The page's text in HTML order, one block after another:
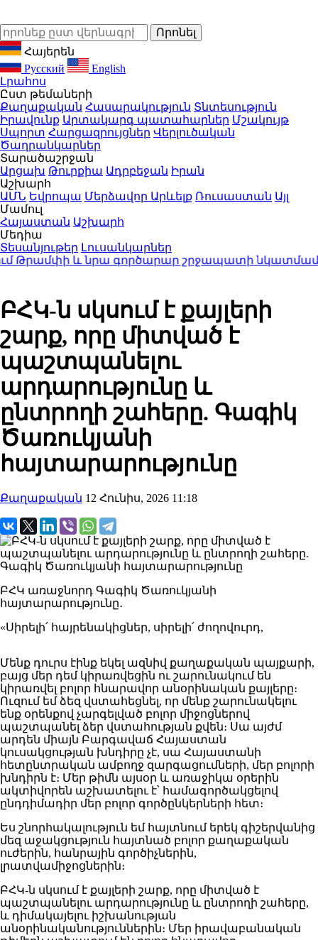
Հայերեն
Русский
English
Լրահոս
Ըստ թեմաների
Քաղաքական Հասարակություն Տնտեսություն
Իրավունք Արտակարգ պատահարներ Մշակույթ
Սպորտ Հարցազրույցներ Վերլուծական
Ծաղրանկարներ
Տարածաշրջան
Արցախ Թուրքիա Ադրբեջան Իրան
Աշխարհ
ԱՄՆ Եվրոպա Մերձավոր Արևելք Ռուսաստան Այլ
Մամուլ
Հայաստան Աշխարհ
Մեդիա
Տեսանյութեր Լուսանկարներ
Թրամփի և նրա գործարար շրջապատի նկատմամբ
ԲՀԿ-ն սկսում է քայլերի
շարք, որը միտված է
պաշտպանելու
արդարությունը և
ընտրողի շահերը. Գագիկ
Ծառուկյանի
հայտարարությունը
Քաղաքական 12 Հունիս, 2026 11:18
ԲՀԿ առաջնորդ Գագիկ Ծառուկյանի
հայտարարությունը․
«Սիրելի՛ հայրենակիցներ, սիրելի՛ ժողովուրդ,
Մենք դուրս էինք եկել ազնիվ քաղաքական պայքարի,
բայց մեր դեմ կիրառվեցին ու շարունակում են
կիրառվել բոլոր հնարավոր անօրինական քայլերը։
Ուզում եմ ձեզ վստահեցնել, որ մենք շարունակելու
ենք օրենքով չարգելված բոլոր միջոցներով
պաշտպանել ձեր վստահության քվեն։ Սա այժմ
արդեն միայն Բարգավաճ Հայաստան
կուսակցության խնդիրը չէ, սա Հայաստանի
հետընտրական ամբողջ զարգացումների, մեր բոլորի
խնդիրն է։ Մեր թիմն այսօր և առաջիկա օրերին
ակտիվորեն աշխատելու է՝ համագործակցելով
ընդդիմադիր մեր բոլոր գործընկերների հետ։
Ես շնորհակալություն եմ հայտնում երեկ գիշերվանից
մեզ աջակցություն հայտնած բոլոր քաղաքական
ուժերին, հանրային գործիչներին,
լրատվամիջոցներին։
ԲՀԿ-ն սկսում է քայլերի շարք, որը միտված է
պաշտպանելու արդարությունը և ընտրողի շահերը,
և դիմակայելու իշխանության
անօրինականություններին։ Մեր իրավաբանական